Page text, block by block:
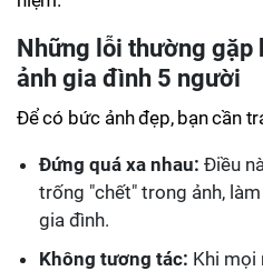
Những lỗi thường gặp
ảnh gia đình 5 người
Để có bức ảnh đẹp, bạn cần
Đứng quá xa nhau: Điều
trống "chết" trong ảnh,
gia đình.
Không tương tác: Khi mọi